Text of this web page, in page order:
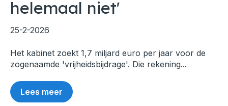
helemaal niet'
25-2-2026
Het kabinet zoekt 1,7 miljard euro per jaar voor de
zogenaamde 'vrijheidsbijdrage'. Die rekening...
Lees meer